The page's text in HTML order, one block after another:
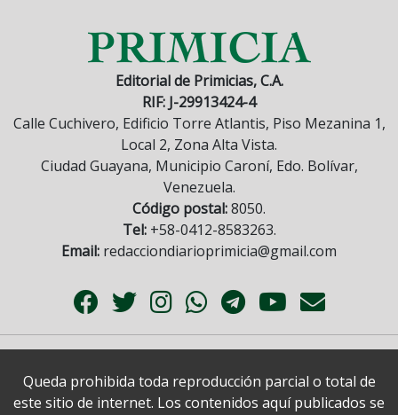
Editorial de Primicias, C.A.
RIF: J-29913424-4
Calle Cuchivero, Edificio Torre Atlantis, Piso Mezanina 1,
Local 2, Zona Alta Vista.
Ciudad Guayana, Municipio Caroní, Edo. Bolívar,
Venezuela.
Código postal:8050.
Tel:+58-0412-8583263.
Email: redacciondiarioprimicia@gmail.com
Queda prohibida toda reproducción parcial o total de
este sitio de internet. Los contenidos aquí publicados se